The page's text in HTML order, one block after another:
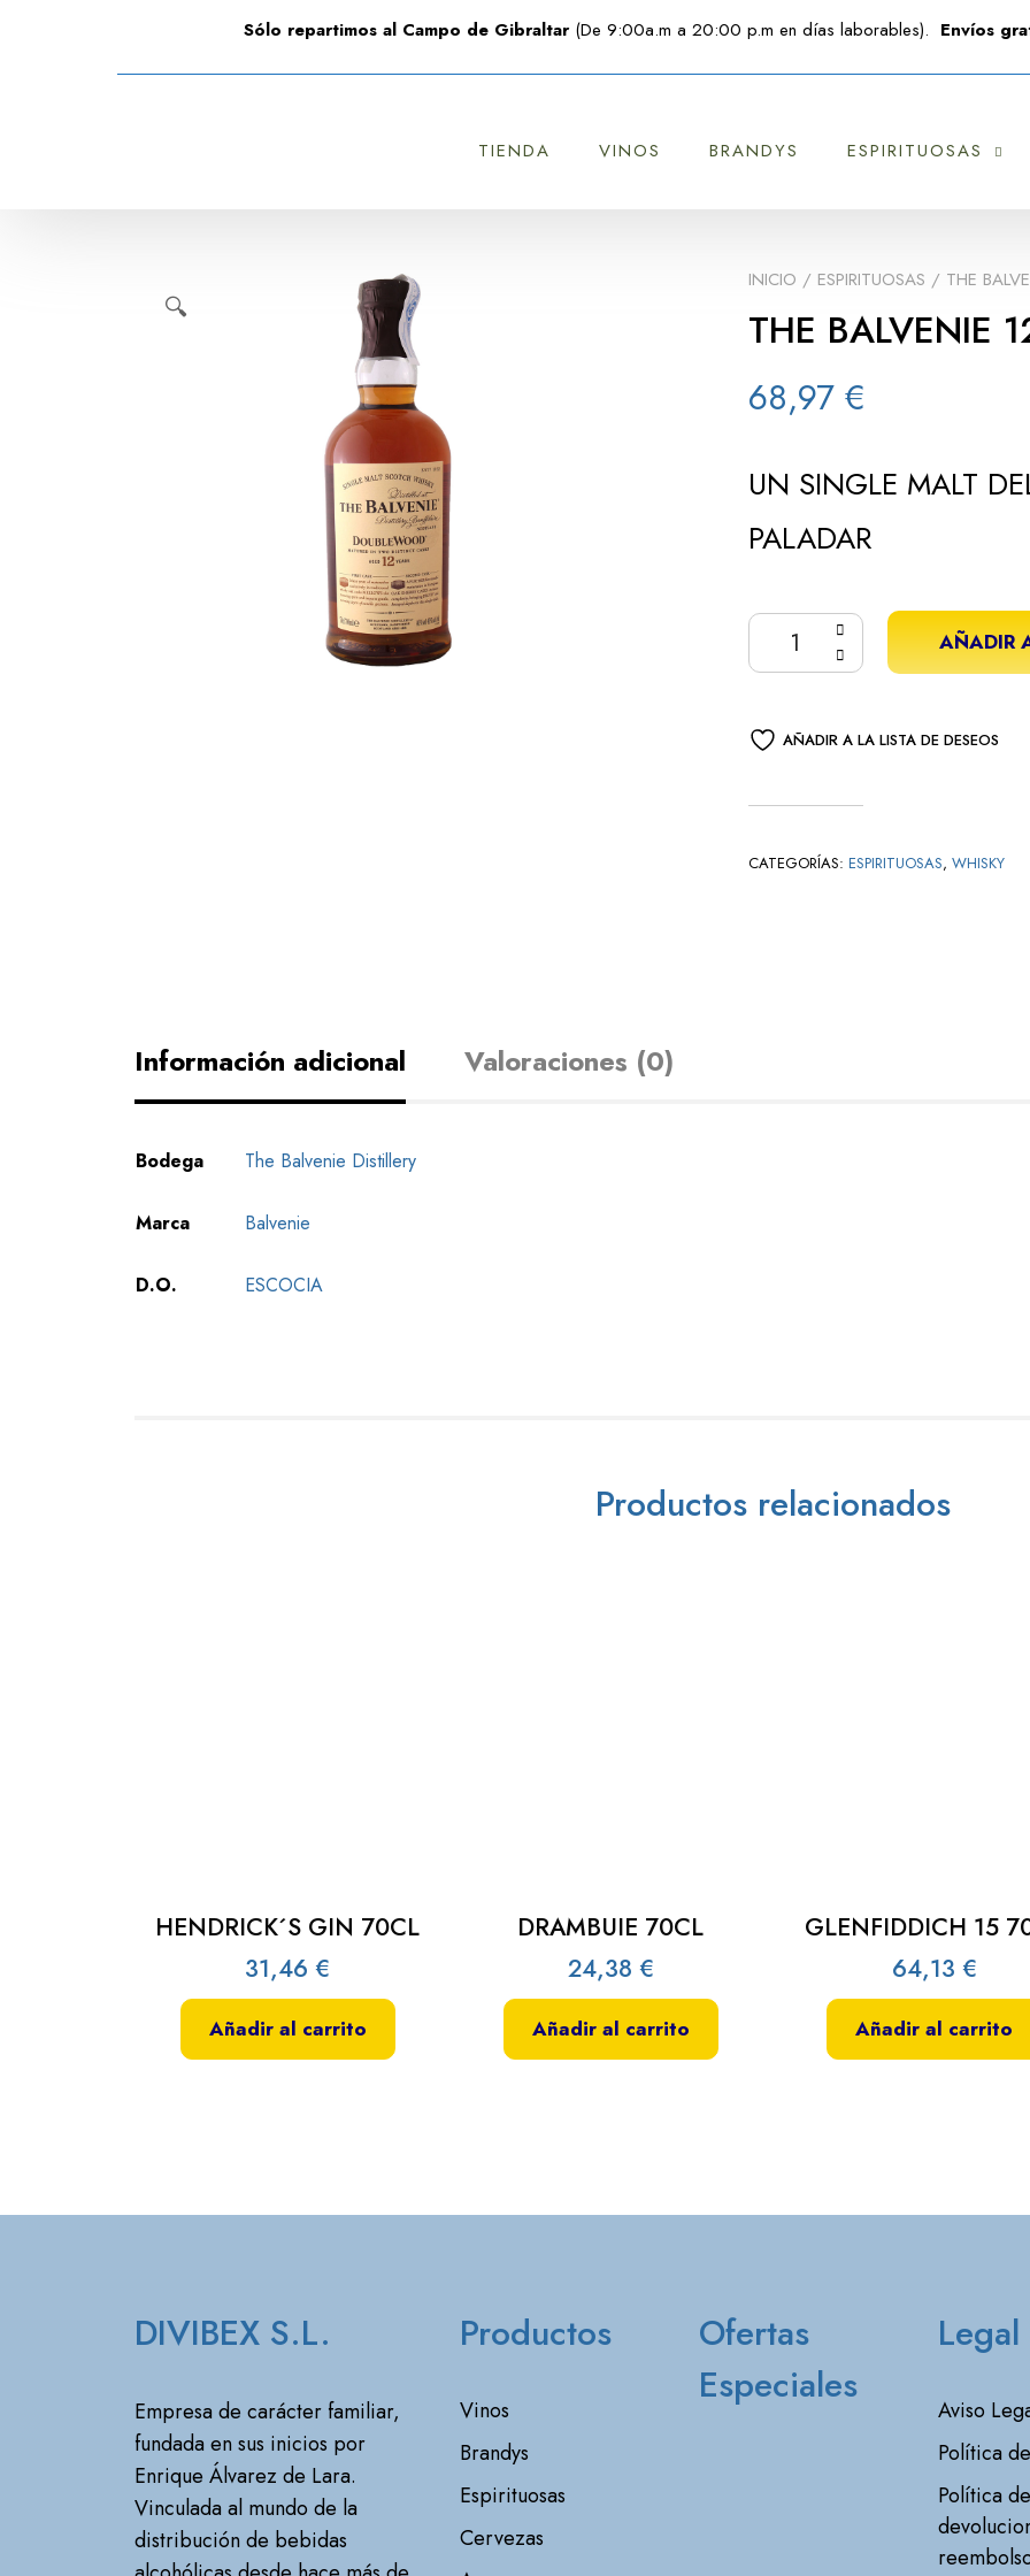
Sólo repartimos al Campo de Gibraltar (De 9:00a.m a 20:00 p.m en días laborables). Envíos
TIENDA VINOS BRANDYS ESPIRITUOSAS
🔍
INICIO / ESPIRITUOSAS / THE
THE BALVENIE
68,97 €
UN SINGLE MALT
PALADAR
AÑADIR
AÑADIR A LA LISTA DE DESEOS
CATEGORÍAS: ESPIRITUOSAS, WHISKY
Información adicional Valoraciones (0)
Bodega The Balvenie Distillery
Marca Balvenie
D.O. ESCOCIA
Productos relacionados
HENDRICK´S GIN 70CL
31,46€
Añadir al carrito
DRAMBUIE 70CL
24,38 €
Añadir al carrito
GLENFIDDICH 15
64,13 €
Añadir al carrito
DIVIBEX S.L.
Empresa de carácter familiar,
fundada en sus inicios por
Enrique Álvarez de Lara.
Vinculada al mundo de la
distribución de bebidas
Productos
Vinos
Brandys
Espirituosas
Cervezas
Ofertas
Especiales
Legal
Aviso
Política
Política de